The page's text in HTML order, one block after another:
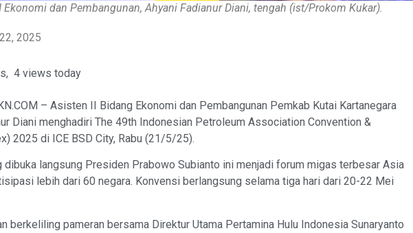
Ekonomi dan Pembangunan, Ahyani Fadianur Diani, tengah (ist/Prokom Kukar).
2025
4 views today
– Asisten II Bidang Ekonomi dan Pembangunan Pemkab Kutai Kartanegara
Diani menghadiri The 49th Indonesian Petroleum Association Convention &
2025 di ICE BSD City, Rabu (21/5/25).
dibuka langsung Presiden Prabowo Subianto ini menjadi forum migas terbesar Asia
lebih dari 60 negara. Konvensi berlangsung selama tiga hari dari 20-22 Mei
berkeliling pameran bersama Direktur Utama Pertamina Hulu Indonesia Sunaryanto